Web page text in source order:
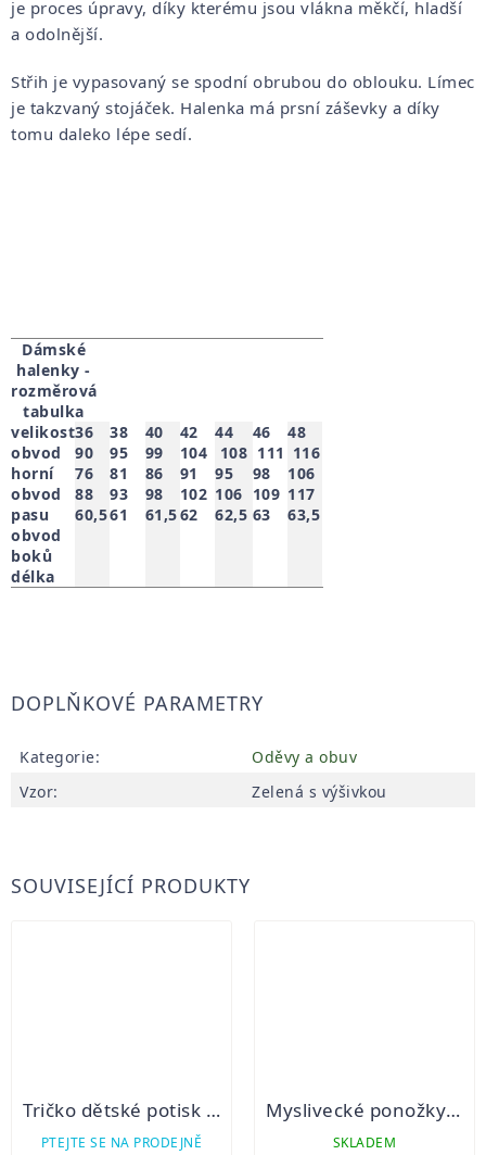
je proces úpravy, díky kterému jsou vlákna měkčí, hladší
a odolnější.
Střih je vypasovaný se spodní obrubou do oblouku. Límec
je takzvaný stojáček. Halenka má prsní záševky a díky
tomu daleko lépe sedí.
Dámské
halenky -
rozměrová
tabulka
velikost
obvod
horní
obvod
pasu
obvod
boků
délka
36
90
76
88
60,5
38
95
81
93
61
40
99
86
98
61,5
42
104
91
102
62
44
108
95
106
62,5
46
111
98
109
63
48
116
106
117
63,5
DOPLŇKOVÉ PARAMETRY
Kategorie:
Oděvy a obuv
Vzor: Zelená s výšivkou
SOUVISEJÍCÍ PRODUKTY
Tričko dětské potisk zvířátko
PTEJTE SE NA PRODEJNĚ
Myslivecké ponožky letní sport Bobr
SKLADEM